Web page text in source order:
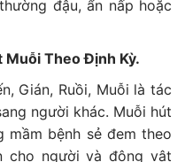
đậu, ẩn nấp hoặc
Muỗi Theo Định Kỳ.
Gián, Ruồi, Muỗi là tác
người khác. Muỗi hút
mầm bệnh sẻ đem theo
cho người và động vật